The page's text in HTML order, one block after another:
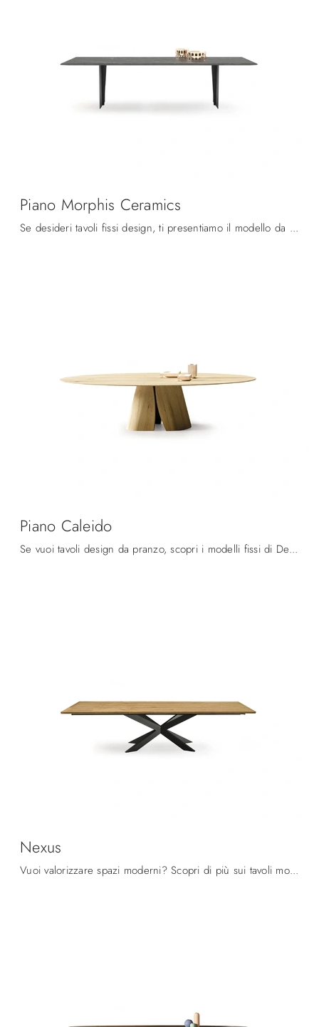
Piano Morphis Ceramics
Se desideri tavoli fissi design, ti presentiamo il modello da pranzo in ceramica Piano Morphis Ceramics del brand Devina Nais.
Piano Caleido
Se vuoi tavoli design da pranzo, scopri i modelli fissi di Devina Nais: clicca e scopri il modello Piano Caleido in legno.
Nexus
Vuoi valorizzare spazi moderni? Scopri di più sui tavoli moderni allungabili: il modello da pranzo Nexus ti aspetta.